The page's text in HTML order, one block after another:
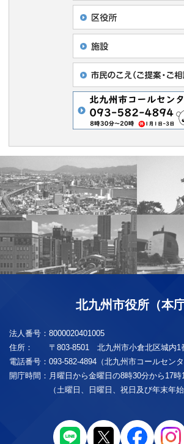
北九州市役所（本庁
法人番号： 8000020401005
住所：
〒803-8501 北九州市小倉北区城内1
電話番号： 093-582-4894（北九州市コールセンタ
開庁時間： 月曜日から金曜日の8時30分から17時
（土曜日、日曜日、祝日及び年末年始